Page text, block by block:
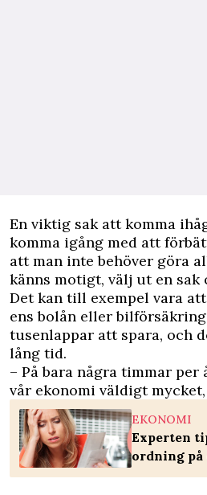
En viktig sak att komma
komma igång med att
att man inte behöver göra
känns motigt, välj ut en sak
Det kan till exempel vara
ens bolån eller
tusenlappar att spara, och
lång tid.
– På bara några timmar
vår ekonomi väldigt
EKONOMI
Experten
ordning